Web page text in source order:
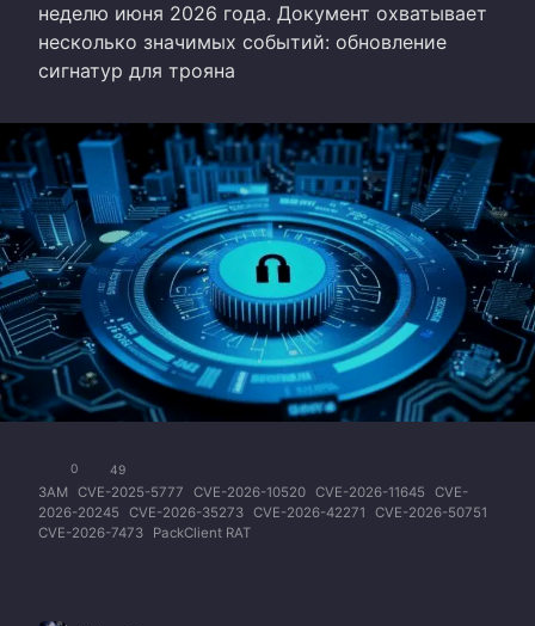
неделю июня 2026 года. Документ охватывает
несколько значимых событий: обновление
сигнатур для трояна
0 49
3AM CVE-2025-5777 CVE-2026-10520 CVE-2026-11645
CVE-
2026-20245
CVE-2026-35273 CVE-2026-42271
CVE-2026-50751
CVE-2026-7473
PackClient RAT